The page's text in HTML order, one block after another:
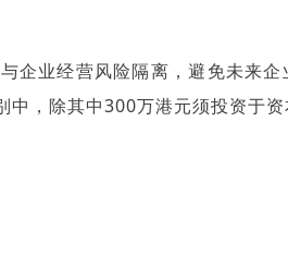
企业经营风险隔离，避免未来
中，除其中300万港元须投资于